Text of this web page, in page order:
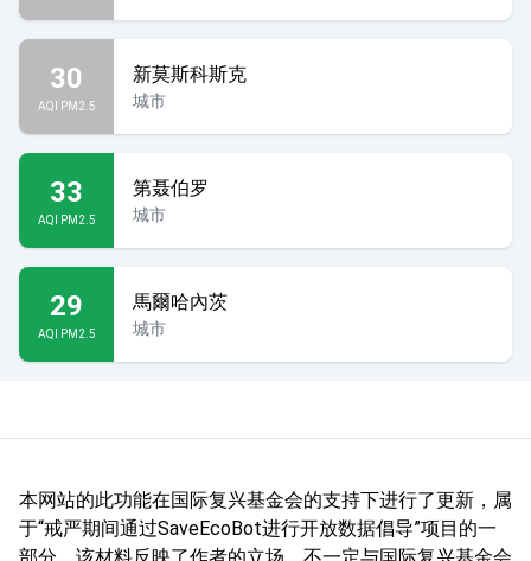
30
AQI PM2.5
新莫斯科斯克
城市
33
AQI PM2.5
第聂伯罗
城市
29
AQI PM2.5
馬爾哈內茨
城市
本网站的此功能在国际复兴基金会的支持下进行了更新，属
于“戒严期间通过SaveEcoBot进行开放数据倡导”项目的一